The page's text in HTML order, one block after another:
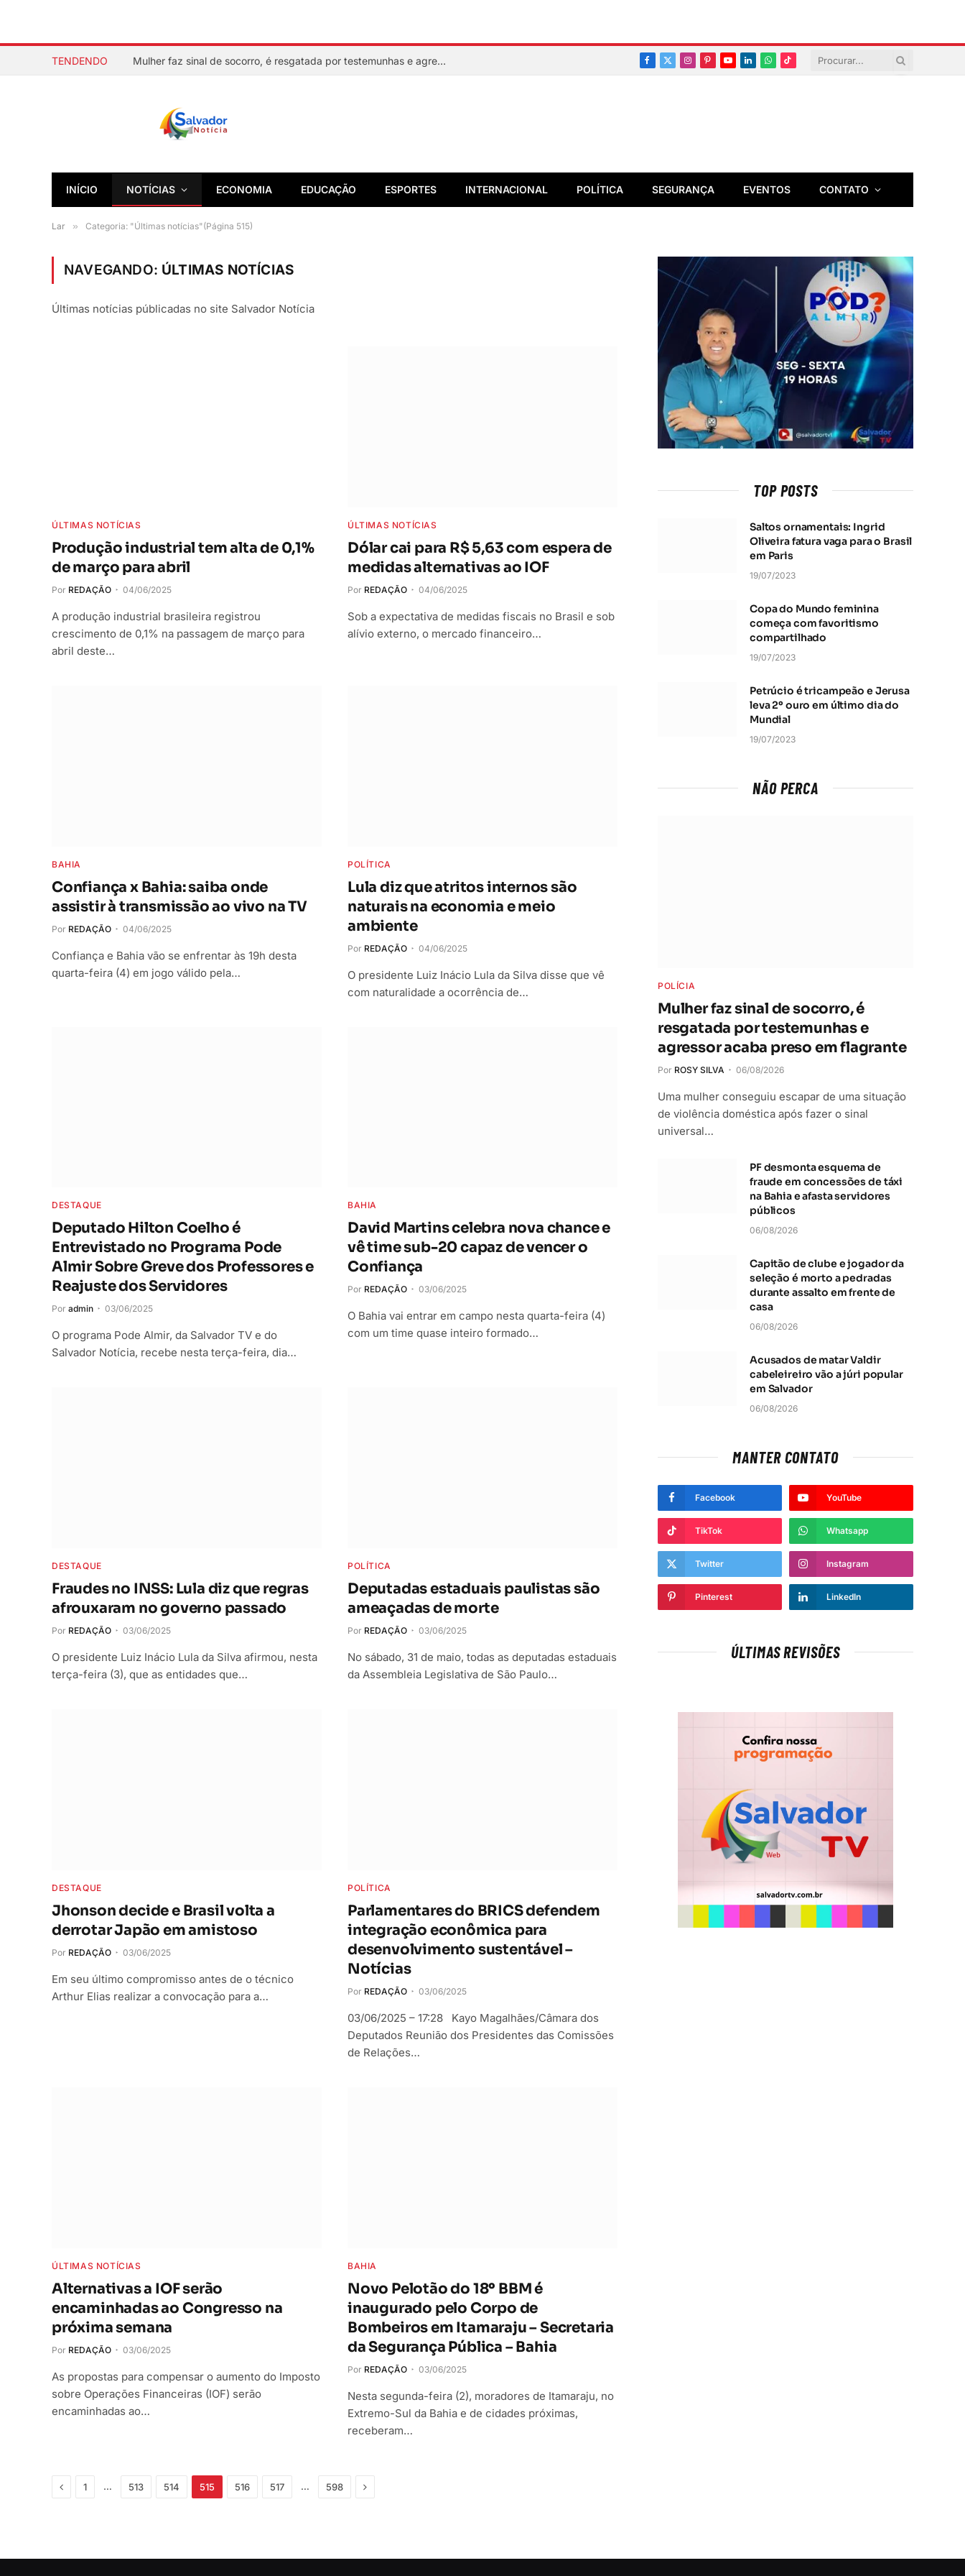
TENDENDO Mulher faz sinal de socorro, é resgatada por testemunhas e agressor acaba preso em flagrante
Facebook
X
Instagram
PinterestYouTubeLinkedInWhatsapp
TikTok
INÍCIO NOTÍCIAS ECONOMIA EDUCAÇÃO ESPORTES INTERNACIONAL POLÍTICA SEGURANÇA EVENTOS CONTATO
Lar » Categoria: "Últimas notícias"(Página 515)
NAVEGANDO: ÚLTIMAS NOTÍCIAS
Últimas notícias públicadas no site Salvador Notícia
ÚLTIMAS NOTÍCIAS
Produção industrial tem alta de 0,1%
de março para abril
Por REDAÇÃO 04/06/2025
A produção industrial brasileira registrou
crescimento de 0,1% na passagem de março para
abril deste…
ÚLTIMAS NOTÍCIAS
Dólar cai para R$ 5,63 com espera de
medidas alternativas ao IOF
Por REDAÇÃO 04/06/2025
Sob a expectativa de medidas fiscais no Brasil e sob
alívio externo, o mercado financeiro…
BAHIA
Confiança x Bahia: saiba onde
assistir à transmissão ao vivo na TV
Por REDAÇÃO 04/06/2025
Confiança e Bahia vão se enfrentar às 19h desta
quarta-feira (4) em jogo válido pela…
POLÍTICA
Lula diz que atritos internos são
naturais na economia e meio
ambiente
Por REDAÇÃO 04/06/2025
O presidente Luiz Inácio Lula da Silva disse que vê
com naturalidade a ocorrência de…
DESTAQUE
Deputado Hilton Coelho é
Entrevistado no Programa Pode
Almir Sobre Greve dos Professores e
Reajuste dos Servidores
Por admin 03/06/2025
O programa Pode Almir, da Salvador TV e do
Salvador Notícia, recebe nesta terça-feira, dia…
BAHIA
David Martins celebra nova chance e
vê time sub-20 capaz de vencer o
Confiança
Por REDAÇÃO 03/06/2025
O Bahia vai entrar em campo nesta quarta-feira (4)
com um time quase inteiro formado…
DESTAQUE
Fraudes no INSS: Lula diz que regras
afrouxaram no governo passado
Por REDAÇÃO 03/06/2025
O presidente Luiz Inácio Lula da Silva afirmou, nesta
terça-feira (3), que as entidades que…
POLÍTICA
Deputadas estaduais paulistas são
ameaçadas de morte
Por REDAÇÃO 03/06/2025
No sábado, 31 de maio, todas as deputadas estaduais
da Assembleia Legislativa de São Paulo…
DESTAQUE
Jhonson decide e Brasil volta a
derrotar Japão em amistoso
Por REDAÇÃO 03/06/2025
Em seu último compromisso antes de o técnico
Arthur Elias realizar a convocação para a…
POLÍTICA
Parlamentares do BRICS defendem
integração econômica para
desenvolvimento sustentável –
Notícias
Por REDAÇÃO 03/06/2025
03/06/2025 – 17:28 Kayo Magalhães/Câmara dos
Deputados Reunião dos Presidentes das Comissões
de Relações…
ÚLTIMAS NOTÍCIAS
Alternativas a IOF serão
encaminhadas ao Congresso na
próxima semana
Por REDAÇÃO 03/06/2025
As propostas para compensar o aumento do Imposto
sobre Operações Financeiras (IOF) serão
encaminhadas ao…
BAHIA
Novo Pelotão do 18º BBM é
inaugurado pelo Corpo de
Bombeiros em Itamaraju – Secretaria
da Segurança Pública – Bahia
Por REDAÇÃO 03/06/2025
Nesta segunda-feira (2), moradores de Itamaraju, no
Extremo-Sul da Bahia e de cidades próximas,
receberam…
Anterior
1 … 513 514 515 516 517 … 598 Próximo
TOP POSTS
Saltos ornamentais: Ingrid
Oliveira fatura vaga para o Brasil
em Paris
19/07/2023
Copa do Mundo feminina
começa com favoritismo
compartilhado
19/07/2023
Petrúcio é tricampeão e Jerusa
leva 2º ouro em último dia do
Mundial
19/07/2023
NÃO PERCA
POLÍCIA
Mulher faz sinal de socorro, é
resgatada por testemunhas e
agressor acaba preso em flagrante
Por ROSY SILVA 06/08/2026
Uma mulher conseguiu escapar de uma situação
de violência doméstica após fazer o sinal
universal…
PF desmonta esquema de
fraude em concessões de táxi
na Bahia e afasta servidores
públicos
06/08/2026
Capitão de clube e jogador da
seleção é morto a pedradas
durante assalto em frente de
casa
06/08/2026
Acusados de matar Valdir
cabeleireiro vão a júri popular
em Salvador
06/08/2026
MANTER CONTATO
Facebook YouTube
TikTok Whatsapp
Twitter Instagram
Pinterest LinkedIn
ÚLTIMAS REVISÕES